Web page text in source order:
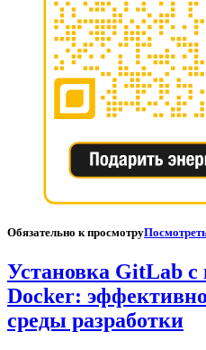
Обязательно к просмотру
Установка GitLab с
Docker:
среды разработки